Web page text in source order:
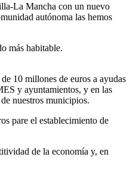
La Mancha con un nuevo
autónoma las hemos
más habitable.
10 millones de euros a ayudas
y ayuntamientos, y en las
nuestros municipios.
pare el establecimiento de
de la economía y, en